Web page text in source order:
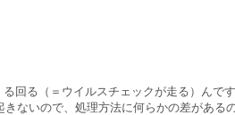
回る（＝ウイルスチェックが走る）んです
ないので、処理方法に何らかの差がある